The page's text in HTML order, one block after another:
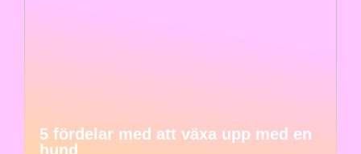
5 fördelar med att växa upp med en
hund